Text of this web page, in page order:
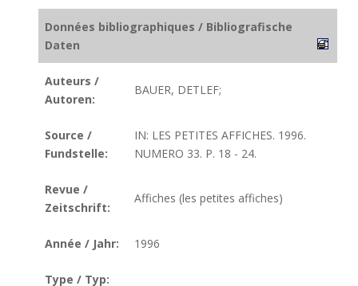
Données bibliographiques / Bibliografische
Daten
Auteurs /
Autoren:
BAUER, DETLEF;
Source /
Fundstelle:
IN: LES PETITES AFFICHES. 1996.
NUMERO 33. P. 18 - 24.
Revue /
Zeitschrift:
Affiches (les petites affiches)
Année / Jahr: 1996
Type / Typ: